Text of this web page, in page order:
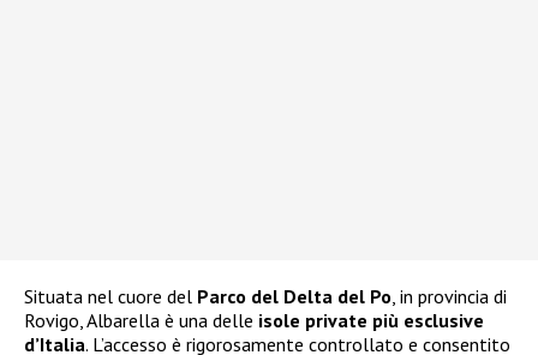
Situata nel cuore del Parco del Delta del Po, in provincia di
Rovigo, Albarella è una delle isole private più esclusive
d’Italia. L’accesso è rigorosamente controllato e consentito